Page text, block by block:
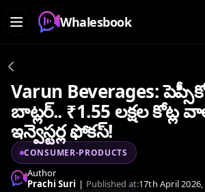
Whalesbook
Varun Beverages:
బాట్లర్.. ₹1.55 లక్షల కోట్ల
ఇన్వెస్టర్ల ఫోకస్!
CONSUMER-PRODUCTS
Author
Prachi Suri | Published at:17th April